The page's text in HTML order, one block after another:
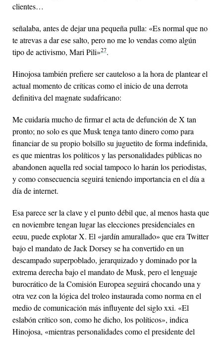
clientes…
señalaba, antes de dejar una pequeña pulla: «Es normal que no
te atrevas a dar ese salto, pero no me lo vendas como algún
tipo de activismo, Mari Pili»27.
Hinojosa también prefiere ser cauteloso a la hora de plantear el
actual momento de críticas como el inicio de una derrota
definitiva del magnate sudafricano:
Me cuidaría mucho de firmar el acta de defunción de X tan
pronto; no solo es que Musk tenga tanto dinero como para
financiar de su propio bolsillo su juguetito de forma indefinida,
es que mientras los políticos y las personalidades públicas no
abandonen aquella red social tampoco lo harán los periodistas,
y como consecuencia seguirá teniendo importancia en el día a
día de internet.
Esa parece ser la clave y el punto débil que, al menos hasta que
en noviembre tengan lugar las elecciones presidenciales en
eeuu, puede explotar X. El «jardín amurallado» que era Twitter
bajo el mandato de Jack Dorsey se ha convertido en un
descampado superpoblado, jerarquizado y dominado por la
extrema derecha bajo el mandato de Musk, pero el lenguaje
burocrático de la Comisión Europea seguirá chocando una y
otra vez con la lógica del troleo instaurada como norma en el
medio de comunicación más influyente del sigloxxi. «El
eslabón crítico son, como he dicho, los políticos», indica
Hinojosa, «mientras personalidades como el presidente del